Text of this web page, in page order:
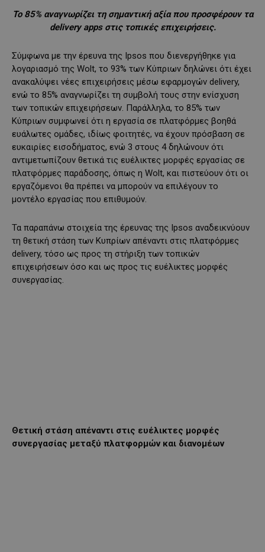
Το 85% αναγνωρίζει τη σημαντική αξία που προσφέρουν τα
delivery apps στις τοπικές επιχειρήσεις.
Σύμφωνα με την έρευνα της Ipsos που διενεργήθηκε για
λογαριασμό της Wolt, το 93% των Κύπριων δηλώνει ότι έχει
ανακαλύψει νέες επιχειρήσεις μέσω εφαρμογών delivery,
ενώ το 85% αναγνωρίζει τη συμβολή τους στην ενίσχυση
των τοπικών επιχειρήσεων. Παράλληλα, το 85% των
Κύπριων συμφωνεί ότι η εργασία σε πλατφόρμες βοηθά
ευάλωτες ομάδες, ιδίως φοιτητές, να έχουν πρόσβαση σε
ευκαιρίες εισοδήματος, ενώ 3 στους 4 δηλώνουν ότι
αντιμετωπίζουν θετικά τις ευέλικτες μορφές εργασίας σε
πλατφόρμες παράδοσης, όπως η Wolt, και πιστεύουν ότι οι
εργαζόμενοι θα πρέπει να μπορούν να επιλέγουν το
μοντέλο εργασίας που επιθυμούν.
Τα παραπάνω στοιχεία της έρευνας της Ipsos αναδεικνύουν
τη θετική στάση των Κυπρίων απέναντι στις πλατφόρμες
delivery, τόσο ως προς τη στήριξη των τοπικών
επιχειρήσεων όσο και ως προς τις ευέλικτες μορφές
συνεργασίας.
Θετική στάση απέναντι στις ευέλικτες μορφές
συνεργασίας μεταξύ πλατφορμών και διανομέων